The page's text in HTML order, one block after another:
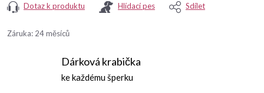
Dotaz k produktu Hlídací pes Sdílet
Záruka: 24 měsíců
Dárková krabička
ke každému šperku